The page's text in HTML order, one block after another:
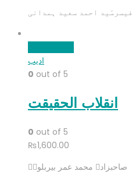
احمد سعید ہمدانی
ادیب
0 out of 5
انقلاب الحقیقت
0 out of 5
₨1,600.00
صاحبزادہ محمد عمر بیربلویؒ